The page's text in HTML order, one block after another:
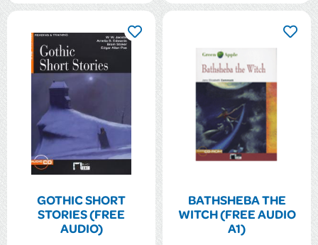
GOTHIC SHORT
STORIES (FREE
AUDIO)
BATHSHEBA THE
WITCH (FREE AUDIO
A1)